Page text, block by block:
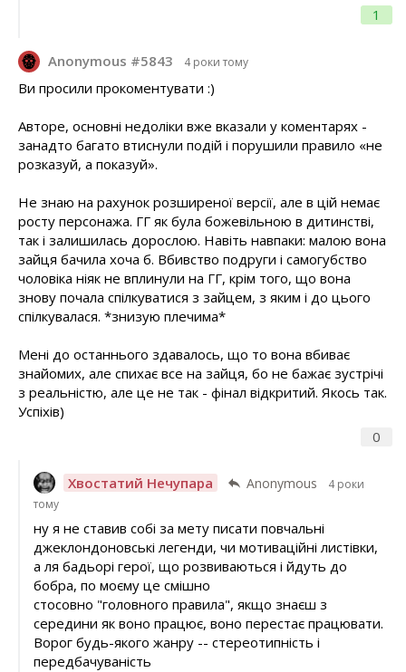
1
Anonymous #5843 4 роки тому
0
Ви просили прокоментувати :)
Авторе, основні недоліки вже вказали у коментарях -
занадто багато втиснули подій і порушили правило «не
розказуй, а показуй».
Не знаю на рахунок розширеної версії, але в цій немає
росту персонажа. ГГ як була божевільною в дитинстві,
так і залишилась дорослою. Навіть навпаки: малою вона
зайця бачила хоча б. Вбивство подруги і самогубство
чоловіка ніяк не вплинули на ГГ, крім того, що вона
знову почала спілкуватися з зайцем, з яким і до цього
спілкувалася. *знизую плечима*
Мені до останнього здавалось, що то вона вбиває
знайомих, але спихає все на зайця, бо не бажає зустрічі
з реальністю, але це не так - фінал відкритий. Якось так.
Успіхів)
Хвостатий Нечупара Anonymous
4 роки
тому
ну я не ставив собі за мету писати повчальні
джеклондоновські легенди, чи мотиваційні листівки,
а ля бадьорі герої, що розвиваються і йдуть до
бобра, по моєму це смішно
стосовно "головного правила", якщо знаєш з
середини як воно працює, воно перестає працювати.
Ворог будь-якого жанру -- стереотипність і
передбачуваність